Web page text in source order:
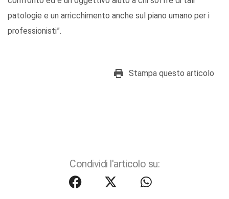
patologie e un arricchimento anche sul piano umano per i
professionisti”.
Stampa questo articolo
Condividi l'articolo su: